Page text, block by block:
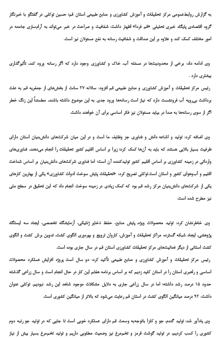
به گزارش روابط‌عمومی مرکز تحقیقات و آموزش کشاورزی و منابع طبیعی استان قم؛ حسین توکلی در گفتگو با خبرنگار
گروه اقتصادی پایگاه خبری تحلیلی «قم فردا» اظهار داشت: شفافیت و صراحت در خبر می‌تواند به آرام‌سازی جامعه در
امور مختلف کمک کند و علاوه بر این صداقت و شفافیت رسانه به نفع مسئولان نیز است.
وی ادامه داد: برخی از محدودیت‌ها در مسئله آب، خاک و کشاورزی وجود دارد که اگر رسانه ورود کند، تأثیرگذاری
بیشتری دارد .
رئیس مرکز تحقیقات و آموزش کشاورزی و منابع طبیعی قم افزود: سالانه ۲۷ سانت از بخش‌های از جعفریه قم به علت
برداشت بی‌رویه آب فرونشست دارد که نیاز است رسانه‌ها ورود جدی به این موضوع داشته باشند، مطمئناً این زنگ خطر
اگر از سوی رسانه‌ها به صدا در بیاید مسئولان نیز فکر اساسی برای آن خواهند داشت.
وی اضافه کرد: تولید و اشاعه دانش و فناوری جز وظایف ما است و در این میان شرکت‌های دانش‌بنیان استان دارای
ظرفیت بسیار بالایی هستند که باید به آن‌ها کمک کرد؛ زیرا بر اساس اقلیم کشور تحقیقات را انجام می‌دهند، فناوری‌های
وارداتی در زمینه کشاورزی بر اساس اقلیم کشور تولیدکننده آن است؛ اما فناوری شرکت‌های دانش‌بنیان بر اساس شناخت
اقلیم و آب‌وهوای کشور و استان است.توکلی تصریح کرد: «تحقیقات پایش سوخت ادوات کشاورزی» یکی از بهترین کارهای
یکی از شرکت‌های دانش‌بنیان مرکز رشد قم بود که کمک زیادی در زمینه سوخت انجام داد که این تحقیق در سطح ملی
نیز مطرح شده است.
وی خاطرنشان کرد: تولید محصولات ویژه، پایش منابع، حفظ ذخایر ژنتیکی، آزمایشگاه تخصصی، ایجاد سه ایستگاه
پژوهشی، ایجاد شبکه گسترده مراکز تحقیقات و آموزش، کاروان ترویج و بهره‌وری الگوی کشت، تدوین برش کشت و الگوی
کشت استانی از دیگر فعالیت‌های مرکز تحقیقات کشاورزی استان قم در سال جاری بوده است.
رئیس مرکز تحقیقات و آموزش کشاورزی و منابع طبیعی تأکید کرد: دو سال است پروژه افزایش عملکرد محصولات
اساسی و راهبری استان را در استان کلید زدیم که بر اساس برنامه هفتم این کار در حال انجام است و سال زراعی گذشته
حدود ۱۵ درصد رشد داشته؛ اما در سال زراعی جاری به دلایل مشکلات موجود شاهد این رشد نبودیم. توکلی عنوان
داشت: ۹۲ درصد میانگین الگوی کشت در استان قم رعایت می‌شود که بالاتر از میانگین کشوری است.
وی یادآور شد: تولید گندم، جو و کلزا باتوجه‌به وسعت قم دارای عملکرد خوبی است تا جایی که در تولید جو رتبه دوم
کشوری را کسب کردیم، در تولید گوشت قرمز و تخم‌مرغ نیز وضعیت مطلوبی داریم و تولید تخم‌مرغ بسیار بیش از نیاز